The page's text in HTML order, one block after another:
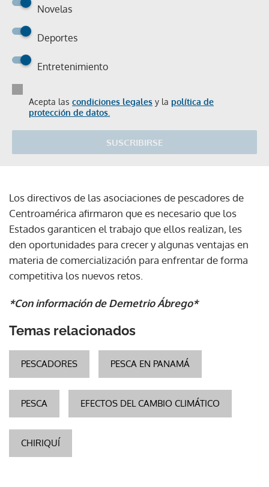
Novelas
Deportes
Entretenimiento
Acepta las condiciones legales y la política de
protección de datos.
SUSCRIBIRSE
Los directivos de las asociaciones de pescadores de
Centroamérica afirmaron que es necesario que los
Estados garanticen el trabajo que ellos realizan, les
den oportunidades para crecer y algunas ventajas en
materia de comercialización para enfrentar de forma
competitiva los nuevos retos.
*Con información de Demetrio Ábrego*
Temas relacionados
PESCADORES PESCA EN PANAMÁ
PESCA EFECTOS DEL CAMBIO CLIMÁTICO
CHIRIQUÍ